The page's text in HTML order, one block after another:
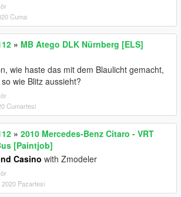
Cuma
» MB Atego DLK Nürnberg [ELS]
wie haste das mit dem Blaulicht gemacht,
wie Blitz aussieht?
Cumartesi
» 2010 Mercedes-Benz Citaro - VRT
[Paintjob]
Casino with Zmodeler
Pazartesi